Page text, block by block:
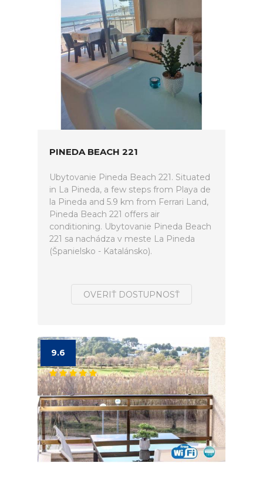
PINEDA BEACH 221
Ubytovanie Pineda Beach 221. Situated
in La Pineda, a few steps from Playa de
la Pineda and 5.9 km from Ferrari Land,
Pineda Beach 221 offers air
conditioning. Ubytovanie Pineda Beach
221 sa nachádza v meste La Pineda
(Španielsko - Katalánsko).
OVERIŤ DOSTUPNOSŤ
9.6